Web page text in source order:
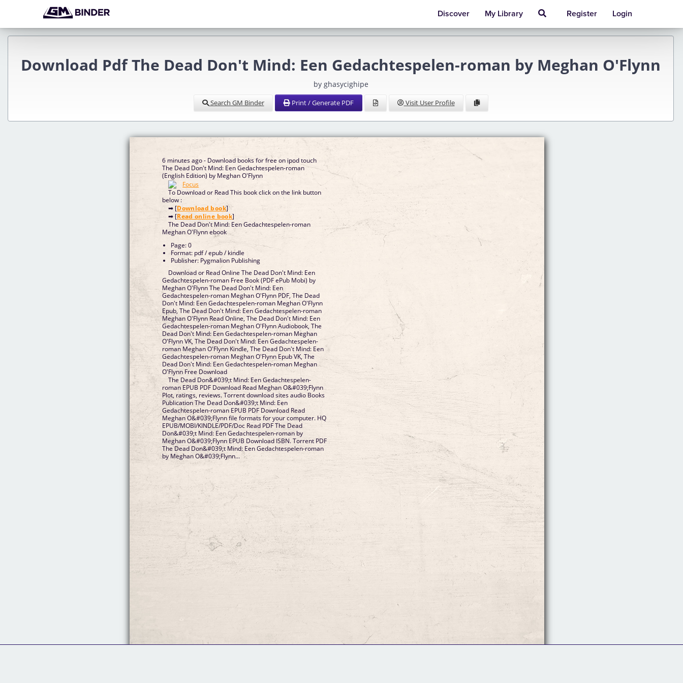
Discover My Library Register Login
Download Pdf The Dead Don't Mind: Een Gedachtespelen-roman by Meghan O'Flynn
by ghasycighipe
Search GM Binder Print / Generate PDF Visit User Profile
6 minutes ago - Download books for free on ipod touch
The Dead Don't Mind: Een Gedachtespelen-roman
(English Edition) by Meghan O'Flynn
To Download or Read This book click on the link button
below :
➡ [Download book]
➡ [Read online book]
The Dead Don't Mind: Een Gedachtespelen-roman
Meghan O'Flynn ebook
Page: 0
Format: pdf / epub / kindle
Publisher: Pygmalion Publishing
Download or Read Online The Dead Don't Mind: Een
Gedachtespelen-roman Free Book (PDF ePub Mobi) by
Meghan O'Flynn The Dead Don't Mind: Een
Gedachtespelen-roman Meghan O'Flynn PDF, The Dead
Don't Mind: Een Gedachtespelen-roman Meghan O'Flynn
Epub, The Dead Don't Mind: Een Gedachtespelen-roman
Meghan O'Flynn Read Online, The Dead Don't Mind: Een
Gedachtespelen-roman Meghan O'Flynn Audiobook, The
Dead Don't Mind: Een Gedachtespelen-roman Meghan
O'Flynn VK, The Dead Don't Mind: Een Gedachtespelen-
roman Meghan O'Flynn Kindle, The Dead Don't Mind: Een
Gedachtespelen-roman Meghan O'Flynn Epub VK, The
Dead Don't Mind: Een Gedachtespelen-roman Meghan
O'Flynn Free Download
The Dead Don&#039;t Mind: Een Gedachtespelen-
roman EPUB PDF Download Read Meghan O&#039;Flynn
Plot, ratings, reviews. Torrent download sites audio Books
Publication The Dead Don&#039;t Mind: Een
Gedachtespelen-roman EPUB PDF Download Read
Meghan O&#039;Flynn file formats for your computer. HQ
EPUB/MOBI/KINDLE/PDF/Doc Read PDF The Dead
Don&#039;t Mind: Een Gedachtespelen-roman by
Meghan O&#039;Flynn EPUB Download ISBN. Torrent PDF
The Dead Don&#039;t Mind: Een Gedachtespelen-roman
by Meghan O&#039;Flynn...